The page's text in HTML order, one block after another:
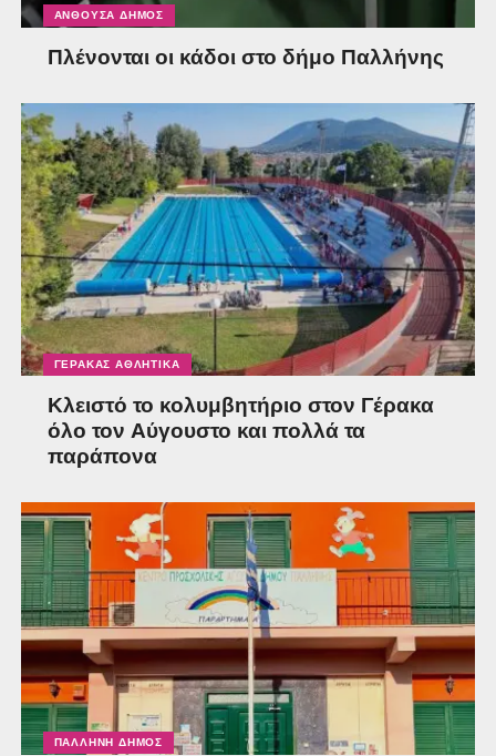
ΑΝΘΟΎΣΑ ΔΉΜΟΣ
Πλένονται οι κάδοι στο δήμο Παλλήνης
ΓΈΡΑΚΑΣ ΑΘΛΗΤΙΚΆ
Κλειστό το κολυμβητήριο στον Γέρακα
όλο τον Αύγουστο και πολλά τα
παράπονα
ΠΑΛΛΉΝΗ ΔΉΜΟΣ